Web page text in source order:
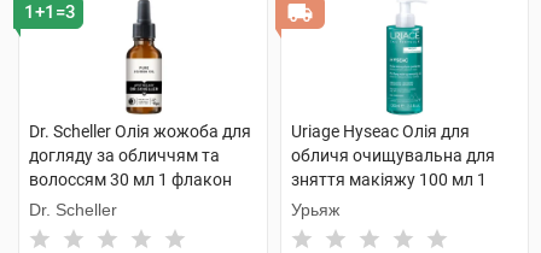
1+1=3
Dr. Scheller Олія жожоба для
догляду за обличчям та
волоссям 30 мл 1 флакон
Dr. Scheller
Uriage Hyseac Олія для
обличя очищувальна для
зняття макіяжу 100 мл 1
флакон
Урьяж